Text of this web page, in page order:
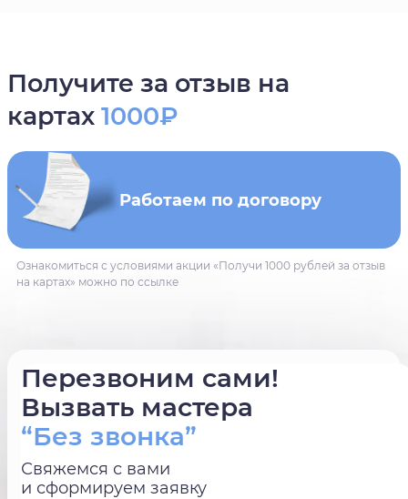
Перезвоним сами!
Вызвать мастера
“Без звонка”
Свяжемся с вами
и сформируем заявку
Получите за отзыв на
картах 1000₽
Работаем по договору
Ознакомиться с условиями акции «Получи 1000 рублей за отзыв
на картах» можно по ссылке